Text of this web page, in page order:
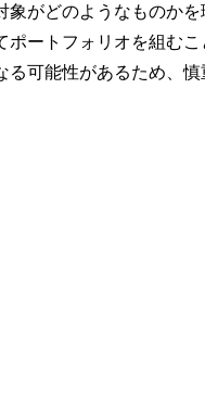
がどのようなものか
ートフォリオを組む
可能性があるため、慎